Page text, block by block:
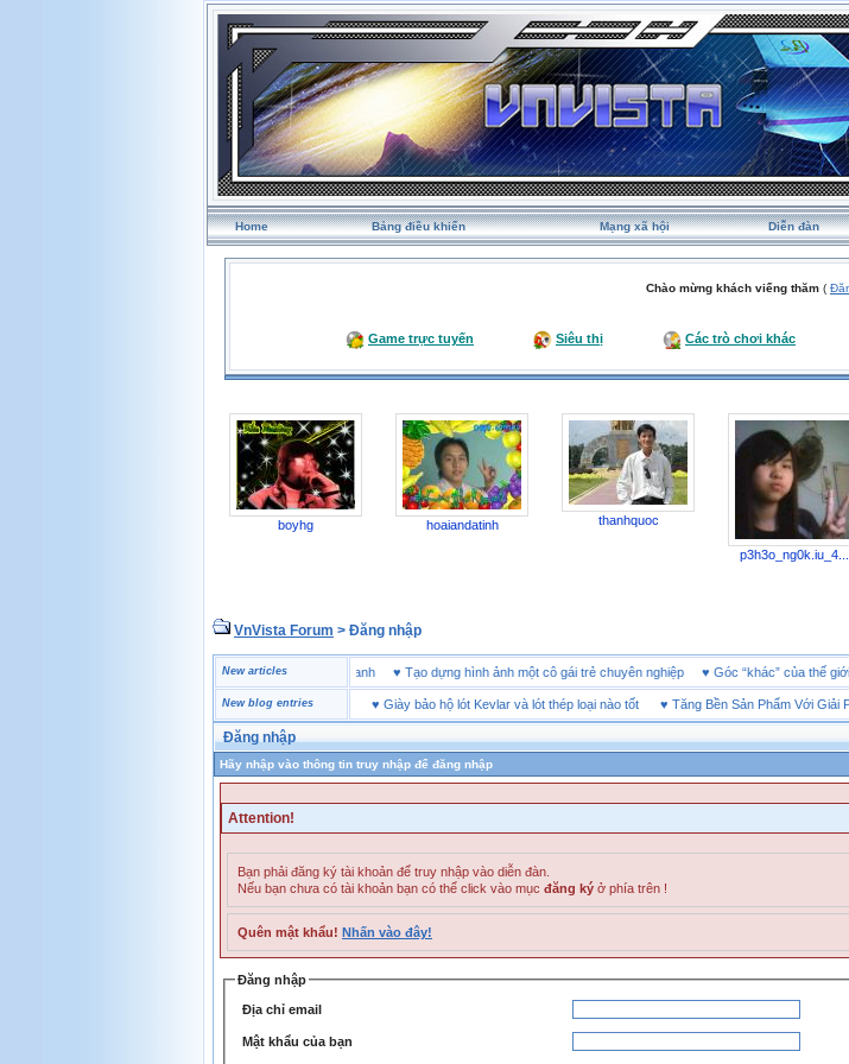
Home Bảng điều khiển Mạng xã hội Diễn đàn
Chào mừng khách viếng thăm (
Game trực tuyến Siêu thị Các trò chơi khác
boyhg hoaiandatinh thanhquoc
p3h3o_ng0k.iu_4...
VnVista Forum > Đăng nhập
New articles
4 bài học thành công trong kinh doanh♥ Tạo dựng hình ảnh một cô gái trẻ chuyên nghiệp♥Góc “khác” của
New blog entries Giày bảo hộ lót Kevlar và lót thép loại nào tốt♥ Tăng Bền Sản Phẩm Với Giải
Đăng nhập
Hãy nhập vào thông tin truy nhập để đăng nhập
Attention!
Bạn phải đăng ký tài khoản để truy nhập vào diễn đàn.
Nếu bạn chưa có tài khoản bạn có thể click vào mục đăng ký ở phía trên !
Quên mật khẩu! Nhấn vào đây!
Đăng nhập
Địa chỉ email
Mật khẩu của bạn